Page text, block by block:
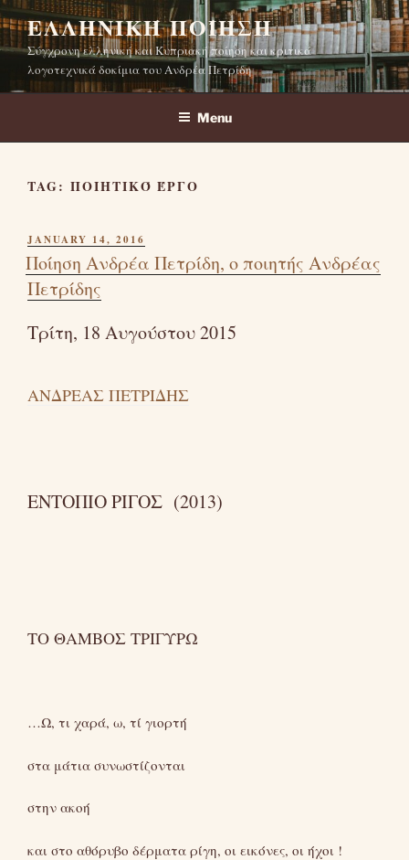
Skip
to
content
ΕΛΛΗΝΙΚΉ ΠΟΊΗΣΗ
Σύγχρονη ελληνική και Κυπριακή ποίηση και κριτικά
λογοτεχνικά δοκίμια του Ανδρέα Πετρίδη
Menu
TAG: ΠΟΙΗΤΙΚΌ ΈΡΓΟ
POSTED
ON
JANUARY 14, 2016
Ποίηση Ανδρέα Πετρίδη, ο ποιητής Ανδρέας
Πετρίδης
Τρίτη, 18 Αυγούστου 2015
ΑΝΔΡΕΑΣ ΠΕΤΡΙΔΗΣ
ΕΝΤΟΠΙΟ ΡΙΓΟΣ (2013)
ΤΟ ΘΑΜΒΟΣ ΤΡΙΓΥΡΩ
…Ω, τι χαρά, ω, τί γιορτή
στα μάτια συνωστίζονται
στην ακοή
και στο αθόρυβο δέρματα ρίγη, οι εικόνες, οι ήχοι !